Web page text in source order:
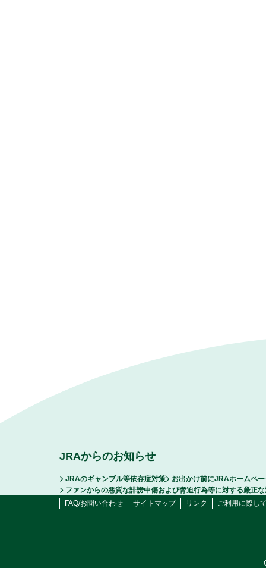
JRAからのお知らせ
JRAのギャンブル等依存症対策
お出かけ前にJRAホームペ
ファンからの悪質な誹謗中傷および脅迫行為等に対する厳正
FAQ/お問い合わせ
サイトマップ リンク ご利用に際し